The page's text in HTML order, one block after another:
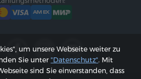
um unsere Webseite weiter zu
Sie unter"Datenschutz". Mit
sind Sie einverstanden, dass